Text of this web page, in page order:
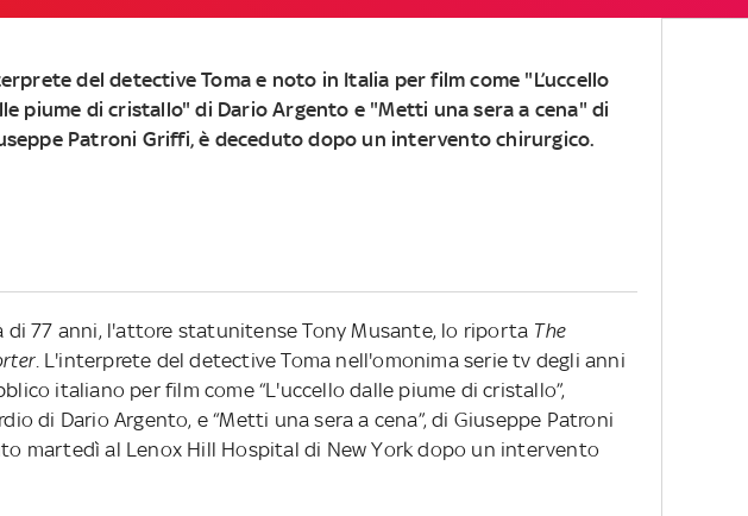
del detective Toma e noto in Italia per film come "L’uccello
piume di cristallo" di Dario Argento e "Metti una sera a cena" di
Patroni Griffi, è deceduto dopo un intervento chirurgico.
di 77 anni, l'attore statunitense Tony Musante, lo riporta The
. L'interprete del detective Toma nell'omonima serie tv degli anni
italiano per film come “L'uccello dalle piume di cristallo”,
di Dario Argento, e “Metti una sera a cena”, di Giuseppe Patroni
martedì al Lenox Hill Hospital di New York dopo un intervento